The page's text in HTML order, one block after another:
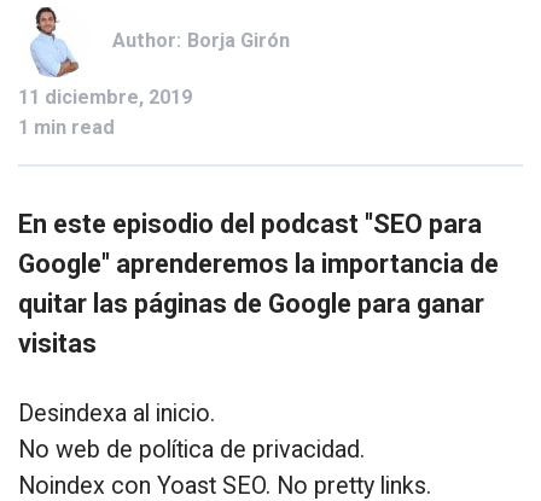
Author: Borja Girón
11 diciembre, 2019
1 min read
En este episodio del podcast "SEO para
Google" aprenderemos la importancia de
quitar las páginas de Google para ganar
visitas
Desindexa al inicio.
No web de política de privacidad.
Noindex con Yoast SEO. No pretty links.